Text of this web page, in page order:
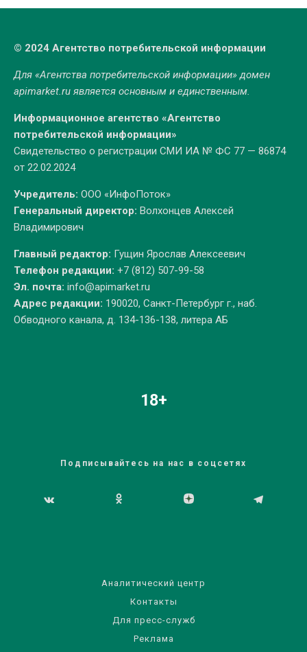
© 2024 Агентство потребительской информации
Для «Агентства потребительской информации» домен
apimarket.ruявляется основным и единственным.
Информационное агентство «Агентство
потребительской информации»
Свидетельство о регистрации СМИ ИА № ФС 77 — 86874
от 22.02.2024
Учредитель: ООО «ИнфоПоток»
Генеральный директор: Волхонцев Алексей
Владимирович
Главный редактор: Гущин Ярослав Алексеевич
Телефон редакции: +7 (812) 507-99-58
Эл. почта: info@apimarket.ru
Адрес редакции: 190020, Санкт-Петербург г., наб.
Обводного канала, д. 134-136-138, литера АБ
18+
Подписывайтесь на нас в соцсетях
Аналитический центр
Контакты
Для пресс-служб
Реклама